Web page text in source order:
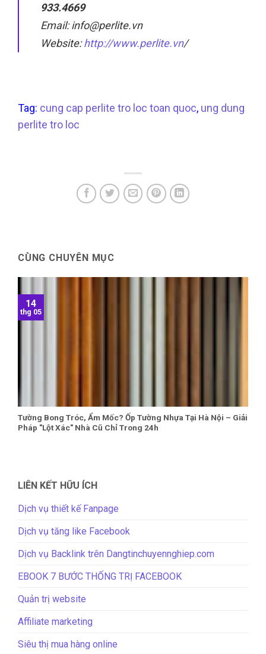
933.4669
Email: info@perlite.vn
Website:http://www.perlite.vn/
Tag: cung cap perlite tro loc toan quoc, ung dung
perlite tro loc
CÙNG CHUYÊN MỤC
Tường Bong Tróc, Ẩm Mốc? Ốp Tường Nhựa Tại Hà Nội – Giải
Pháp "Lột Xác" Nhà Cũ Chỉ Trong 24h
14
thg 05
LIÊN KẾT HỮU ÍCH
Dịch vụ thiết kế Fanpage
Dịch vụ tăng like Facebook
Dịch vụ Backlink trên Dangtinchuyennghiep.com
EBOOK 7 BƯỚC THỐNG TRỊ FACEBOOK
Quản trị website
Affiliate marketing
Siêu thị mua hàng online